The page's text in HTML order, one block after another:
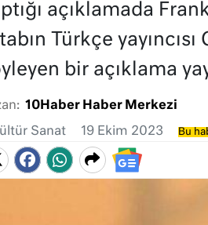
açıklamada
Türkçe
bir açıklama
10Haber Haber Merkezi
Sanat 19 Ekim 2023 Bu